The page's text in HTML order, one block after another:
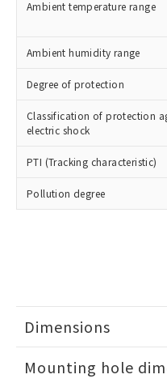
Ambient temperature range
Ambient humidity range
Degree of protection
Classification of protection
electric shock
PTI (Tracking characteristic)
Pollution degree
Dimensions
Mounting hole
マイパーツ
ビス）をご
メンバーズ
あります。
お客様が当
登録された
および当社
品・サービ
引・商談に
をご了承くだ
の共同利用に
用者の範囲
月が前後すること
※3 非含有証明
下記の非含有証明
とができます。
EU RoHS指令（10
51物質の非含有
※本証明書は発行
欄に対応日を記載
既に当社にて対応
す。
質が外部に漏えい
「－」：未確認で
法に輸出す
空
受注生
情報を